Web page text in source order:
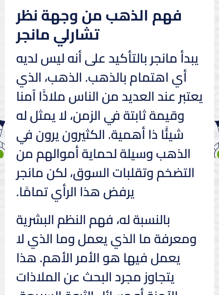
فهم الذهب من وجهة نظر
تشارلي مانجر
يبدأ مانجر بالتأكيد على أنه ليس لديه
أي اهتمام بالذهب. الذهب، الذي
يعتبر عند العديد من الناس ملاذًا آمنا
وقيمة ثابتة في الزمن، لا يمثل له
شيئًا ذا أهمية. الكثيرون يرون في
الذهب وسيلة لحماية أموالهم من
التضخم وتقلبات السوق، لكن مانجر
يرفض هذا الرأي تمامًا.
بالنسبة له، فهم النظم البشرية
ومعرفة ما الذي يعمل وما الذي لا
يعمل فيها هو الأمر الأهم. هذا
يتجاوز مجرد البحث عن الملاذات